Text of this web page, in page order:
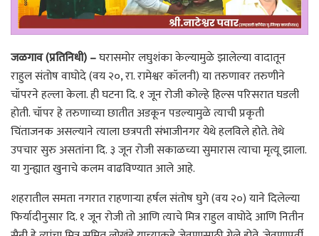
जळगाव (प्रतिनिधी) –घरासमोर लघुशंका केल्यामुळे झालेल्या वादातून
राहुल संतोष वाघोदे (वय २०, रा. रामेश्वर कॉलनी) या तरुणावर तरुणीने
चॉपरने हल्ला केला. ही घटना दि. १ जून रोजी कोल्हे हिल्स परिसरात घडली
होती. चॉपर हे तरुणाच्या छातीत अडकून पडल्यामुळे त्याची प्रकृती
चिंताजनक असल्याने त्याला छत्रपती संभाजीनगर येथे हलविले होते. तेथे
उपचार सुरु असतांना दि. ३ जून रोजी सकाळच्या सुमारास त्याचा मृत्यू झाला.
या गुन्ह्यात खुनाचे कलम वाढविण्यात आले आहे.
शहरातील समता नगरात राहणाऱ्या हर्षल संतोष घुगे (वय २०) याने दिलेल्या
फिर्यादीनुसार दि. १ जून रोजी तो आणि त्याचे मित्र राहुल वाघोदे आणि नितीन